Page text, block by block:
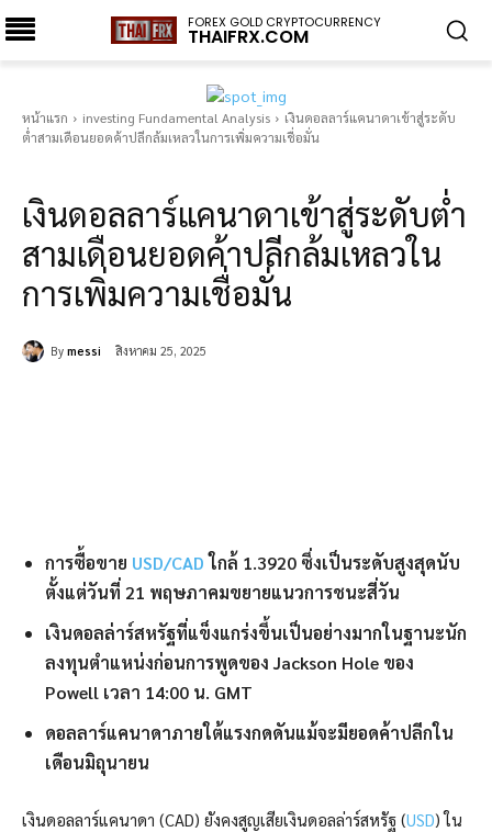
FOREX GOLD CRYPTOCURRENCY
THAIFRX.COM
หน้าแรก investing Fundamental Analysis
เงินดอลลาร์แคนาดาเข้าสู่ระดับ
ต่ำสามเดือนยอดค้าปลีกล้มเหลวในการเพิ่มความเชื่อมั่น
เงินดอลลาร์แคนาดาเข้าสู่ระดับต่ำ
สามเดือนยอดค้าปลีกล้มเหลวใน
การเพิ่มความเชื่อมั่น
By messi สิงหาคม 25, 2025
การซื้อขาย USD/CADใกล้ 1.3920 ซึ่งเป็นระดับสูงสุดนับ
ตั้งแต่วันที่ 21 พฤษภาคมขยายแนวการชนะสี่วัน
เงินดอลล่าร์สหรัฐที่แข็งแกร่งขึ้นเป็นอย่างมากในฐานะนัก
ลงทุนตำแหน่งก่อนการพูดของ Jackson Hole ของ
Powell เวลา 14:00 น. GMT
ดอลลาร์แคนาดาภายใต้แรงกดดันแม้จะมียอดค้าปลีกใน
เดือนมิถุนายน
เงินดอลลาร์แคนาดา (CAD) ยังคงสูญเสียเงินดอลล่าร์สหรัฐ (USD) ใน